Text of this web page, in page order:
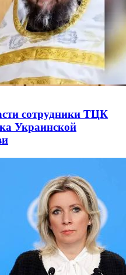
сотрудники ТЦК
Украинской